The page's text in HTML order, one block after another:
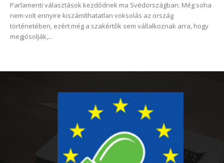
Parlamenti választások kezdődnek ma Svédországban. Még soha
nem volt ennyire kiszámíthatatlan voksolás az ország
történetében, ezért még a szakértők sem vállalkoznak arra, hogy
megjósolják,...